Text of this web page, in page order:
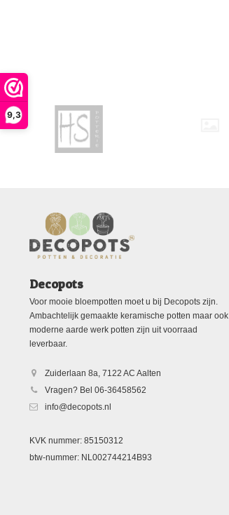
9,3
Decopots
Voor mooie bloempotten moet u bij Decopots zijn.
Ambachtelijk gemaakte keramische potten maar ook
moderne aarde werk potten zijn uit voorraad
leverbaar.
Zuiderlaan 8a, 7122 AC Aalten
Vragen? Bel 06-36458562
info@decopots.nl
KVK nummer: 85150312
btw-nummer: NL002744214B93